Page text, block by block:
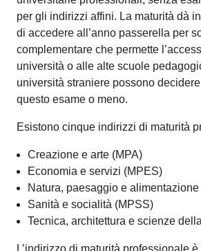
per gli indirizzi affini. La maturità dà
di accedere all’anno passerella per
complementare che permette
università o alle alte scuole
università straniere possono
questo esame o meno.
Esistono cinque indirizzi di maturità
Creazione e arte (MPA)
Economia e servizi (MPES)
Natura, paesaggio e
Sanità e socialità (MPSS)
Tecnica, architettura e scienze
L’indirizzo di maturità professionale